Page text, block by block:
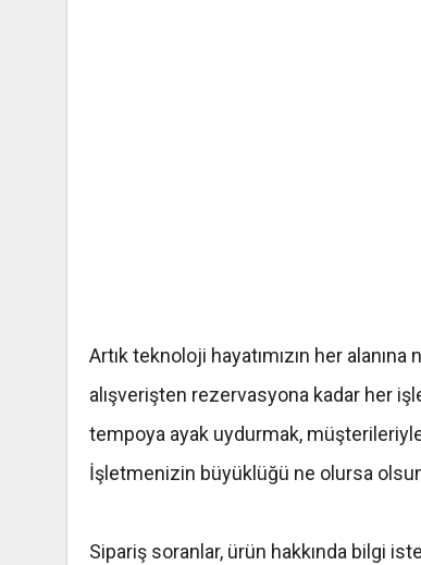
Artık teknoloji hayatımızın her
alışverişten rezervasyona kadar her
tempoya ayak uydurmak,
İşletmenizin büyüklüğü ne olursa
Sipariş soranlar, ürün hakkında bilgi